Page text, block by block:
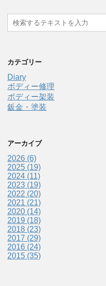
カテゴリー
Diary
ボディー修理
ボディー架装
鈑金・塗装
アーカイブ
2026 (6)
2025 (19)
2024 (11)
2023 (19)
2022 (20)
2021 (21)
2020 (14)
2019 (18)
2018 (23)
2017 (29)
2016 (24)
2015 (35)